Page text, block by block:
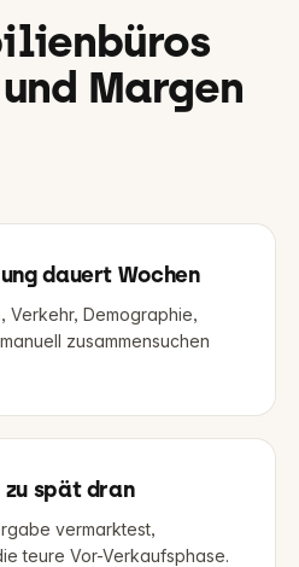
Margen
dauert Wochen
Verkehr, Demographie,
zusammensuchen
spät dran
vermarktest,
teure Vor-Verkaufsphase.